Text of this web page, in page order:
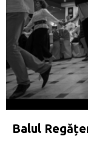
Balul